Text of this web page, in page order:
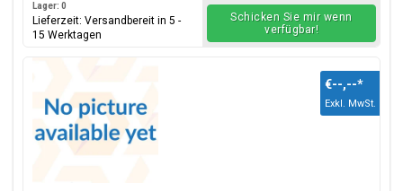
Lager: 0
Lieferzeit: Versandbereit in 5 -
15 Werktagen
Schicken Sie mir wenn
verfügbar!
€--,--*
Exkl. MwSt.